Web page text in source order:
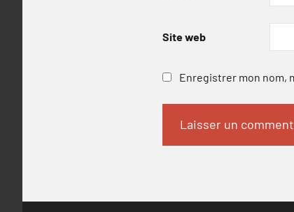
Site web
Enregistrer mon nom,